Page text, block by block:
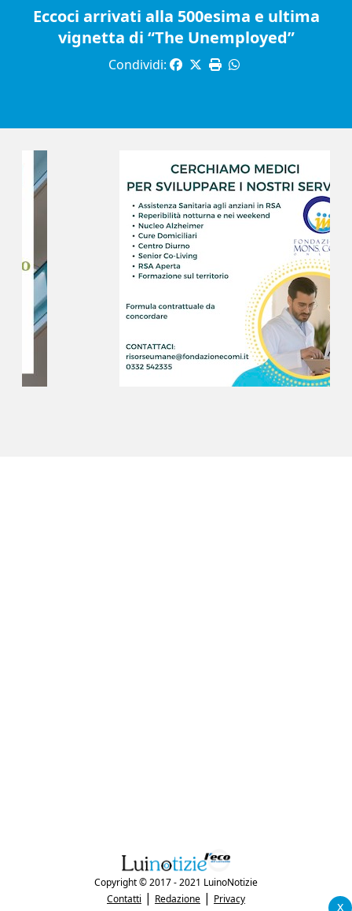
Eccoci arrivati alla 500esima e ultima
vignetta di “The Unemployed”
Condividi:
x
Copyright © 2017 - 2021 LuinoNotizie
Contatti | Redazione | Privacy